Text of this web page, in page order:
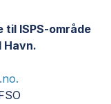
til ISPS-område
Havn.